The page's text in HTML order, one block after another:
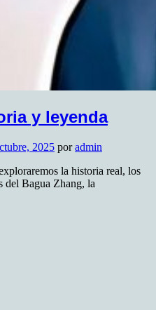
y leyenda
2025 poradmin
la historia real, los
del Bagua Zhang, la